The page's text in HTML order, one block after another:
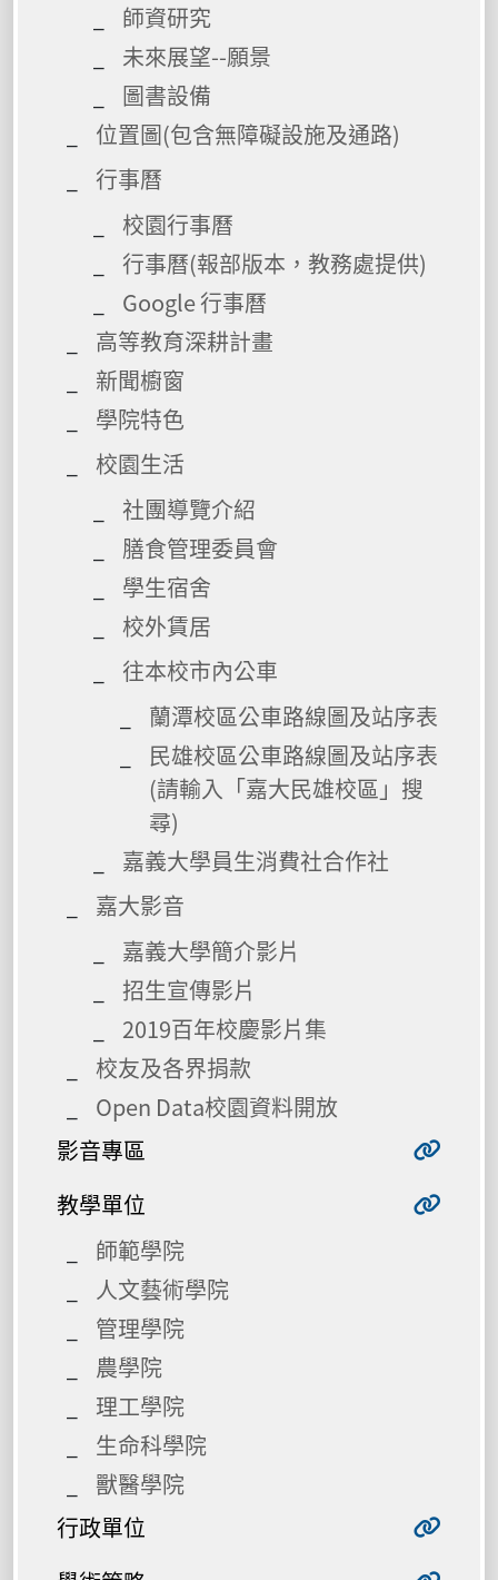
師資研究
未來展望--願景
圖書設備
位置圖(包含無障礙設施及通路)
行事曆
校園行事曆
行事曆(報部版本，教務處提供)
Google 行事曆
高等教育深耕計畫
新聞櫥窗
學院特色
校園生活
社團導覽介紹
膳食管理委員會
學生宿舍
校外賃居
往本校市內公車
蘭潭校區公車路線圖及站序表
民雄校區公車路線圖及站序表
(請輸入「嘉大民雄校區」搜
尋)
嘉義大學員生消費社合作社
嘉大影音
嘉義大學簡介影片
招生宣傳影片
2019百年校慶影片集
校友及各界捐款
Open Data校園資料開放
影音專區
教學單位
師範學院
人文藝術學院
管理學院
農學院
理工學院
生命科學院
獸醫學院
行政單位